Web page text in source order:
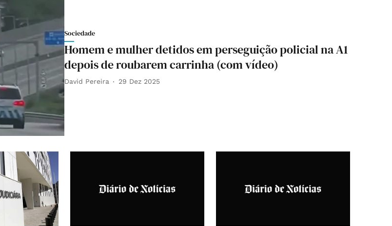
Sociedade
Homem e mulher detidos em perseguição policial na A1
depois de roubarem carrinha (com vídeo)
David Pereira 29 Dez 2025